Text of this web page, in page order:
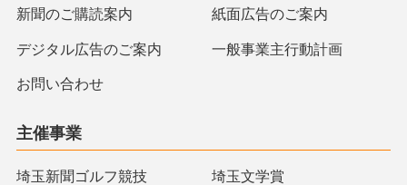
新聞のご購読案内 紙面広告のご案内
デジタル広告のご案内 一般事業主行動計画
お問い合わせ
主催事業
埼玉新聞ゴルフ競技 埼玉文学賞